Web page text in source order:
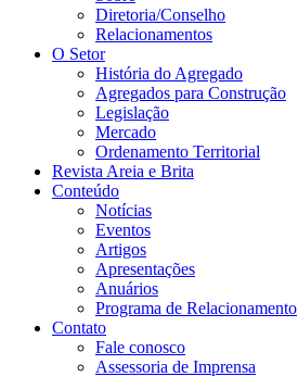
Diretoria/Conselho
Relacionamentos
O Setor
História do Agregado
Agregados para Construção
Legislação
Mercado
Ordenamento Territorial
Revista Areia e Brita
Conteúdo
Notícias
Eventos
Artigos
Apresentações
Anuários
Programa de Relacionamento
Contato
Fale conosco
Assessoria de Imprensa